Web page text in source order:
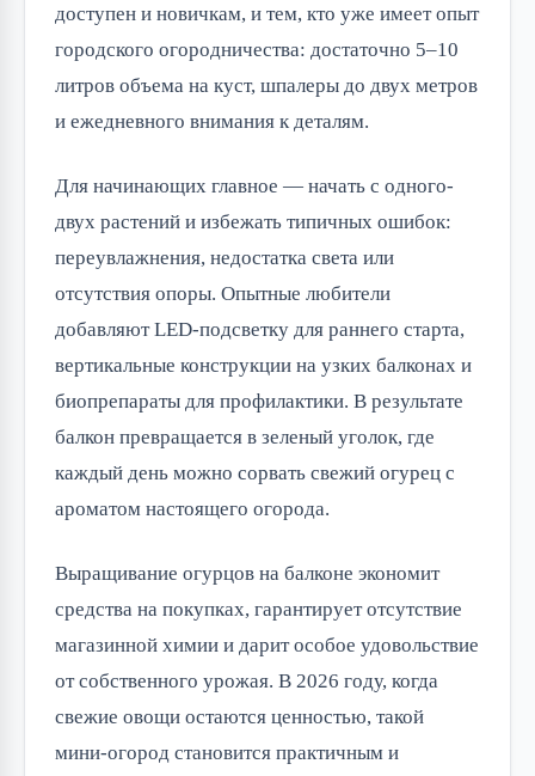
доступен и новичкам, и тем, кто уже имеет опыт
городского огородничества: достаточно 5–10
литров объема на куст, шпалеры до двух метров
и ежедневного внимания к деталям.
Для начинающих главное — начать с одного-
двух растений и избежать типичных ошибок:
переувлажнения, недостатка света или
отсутствия опоры. Опытные любители
добавляют LED-подсветку для раннего старта,
вертикальные конструкции на узких балконах и
биопрепараты для профилактики. В результате
балкон превращается в зеленый уголок, где
каждый день можно сорвать свежий огурец с
ароматом настоящего огорода.
Выращивание огурцов на балконе экономит
средства на покупках, гарантирует отсутствие
магазинной химии и дарит особое удовольствие
от собственного урожая. В 2026 году, когда
свежие овощи остаются ценностью, такой
мини-огород становится практичным и